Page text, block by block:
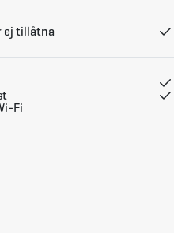
ej tillåtna
Fi